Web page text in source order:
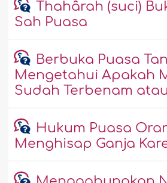
Thahârah (suci)
Sah Puasa
Berbuka Puasa
Mengetahui Apakah
Sudah Terbenam
Hukum Puasa
Menghisap Ganja